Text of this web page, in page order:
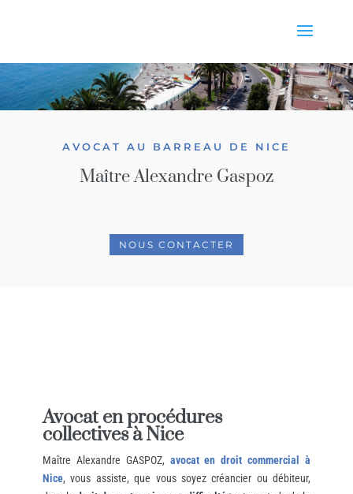
AVOCAT AU BARREAU DE NICE
Maître Alexandre Gaspoz
NOUS CONTACTER
Avocat en procédures
collectives à Nice
Maître Alexandre GASPOZ, avocat en droit commercial à
Nice, vous assiste, que vous soyez créancier ou débiteur,